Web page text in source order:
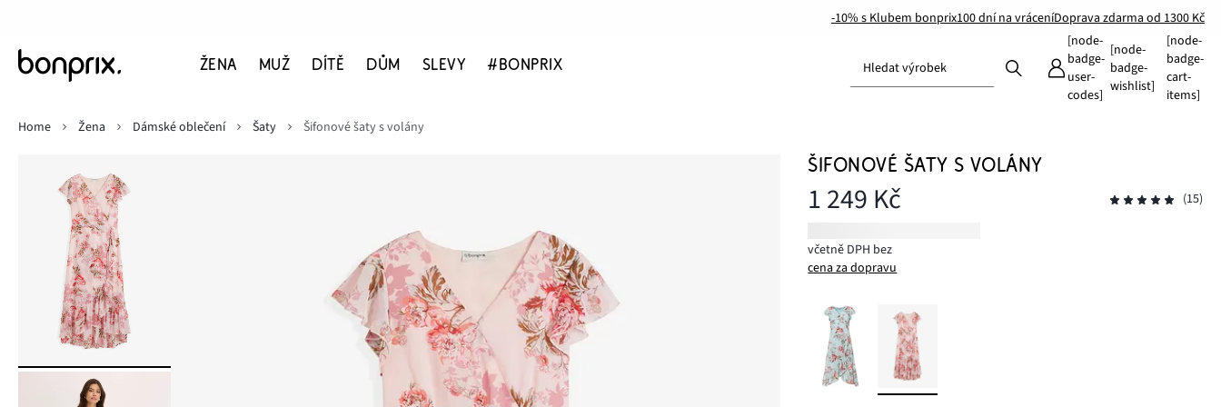
-10% s Klubem bonprix100 dní na vráceníDoprava zdarma od 1300 Kč
ŽENA MUŽ DÍTĚ DŮM SLEVY #BONPRIX Hledat výrobek
[node-
badge-
user-
codes]
[node-
badge-
wishlist]
[node-
badge-
cart-
items]
Home
Žena Dámské oblečení Šaty Šifonové šaty s volány
ŠIFONOVÉ ŠATY S VOLÁNY
1 249 Kč (15)
včetně DPH bez
cena za dopravu